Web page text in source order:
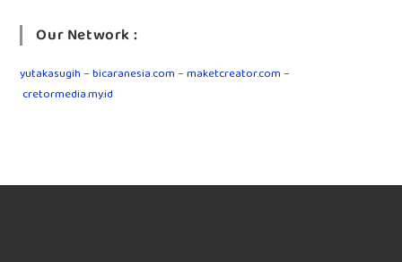
Our Network :
yutakasugih–bicaranesia.com–maketcreator.com–
cretormedia.my.id